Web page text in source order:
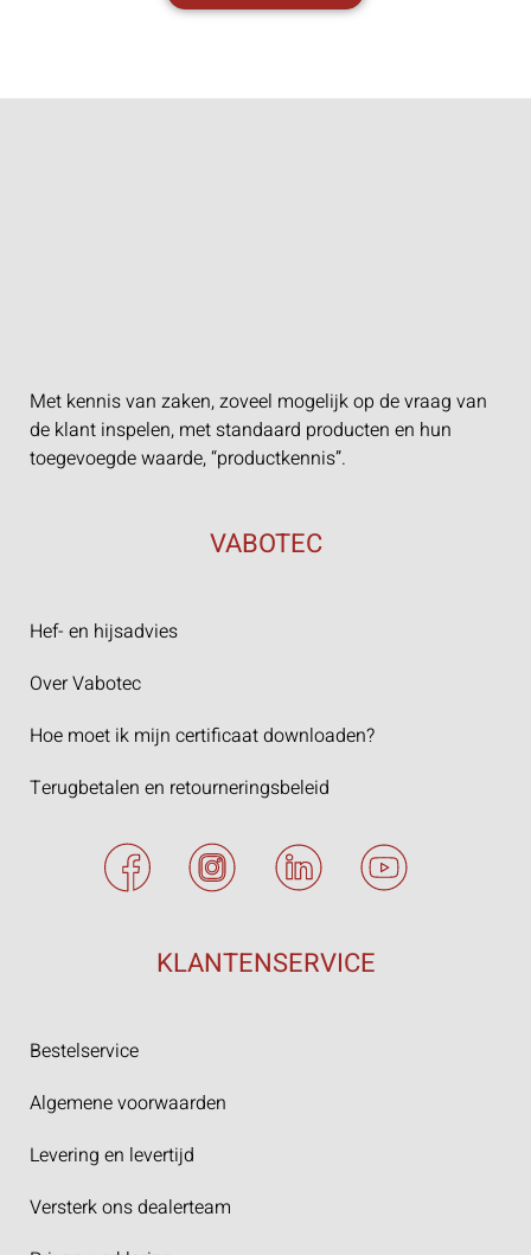
Met kennis van zaken, zoveel mogelijk op de vraag van
de klant inspelen, met standaard producten en hun
toegevoegde waarde, “productkennis”.
VABOTEC
Hef- en hijsadvies
Over Vabotec
Hoe moet ik mijn certificaat downloaden?
Terugbetalen en retourneringsbeleid
KLANTENSERVICE
Bestelservice
Algemene voorwaarden
Levering en levertijd
Versterk ons dealerteam